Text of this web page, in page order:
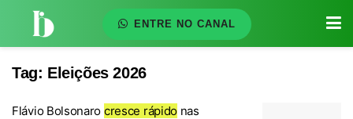
ENTRE NO CANAL
Tag: Eleições 2026
Flávio Bolsonaro cresce rápido nas